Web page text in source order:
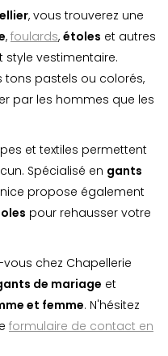
, vous trouverez une
, foulards, étoles et autres
style vestimentaire.
tons pastels ou colorés,
par les hommes que les
et textiles permettent
Spécialisé en gants
propose également
pour rehausser votre
vous chez Chapellerie
de mariage et
et femme. N'hésitez
formulaire de contact en